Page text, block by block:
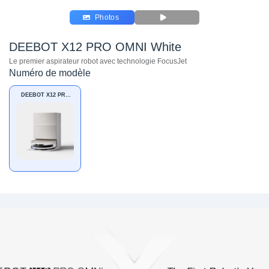
Photos
DEEBOT X12 PRO OMNI White
Le premier aspirateur robot avec technologie FocusJet
Numéro de modèle
DEEBOT X12 PRO